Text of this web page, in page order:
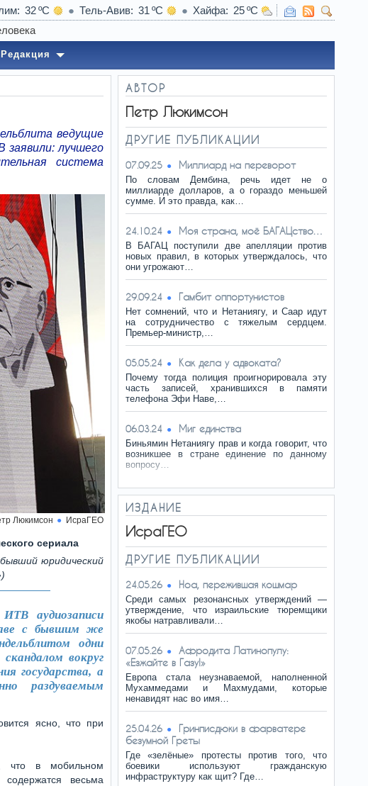
32 Тель-Авив 31 Хайфа
25
Редакция
ведущие
заявили: лучшего
система
Люкимсон ИсраГЕО
сериала
юридический
аудиозаписи
с бывшим же
одни
вокруг
государства, а
раздуваемым
ясно, что при
что в мобильном
весьма
АВТОР
Петр Люкимсон
ДРУГИЕ ПУБЛИКАЦИИ
07.09.25 Миллиард на переворот
По словам Дембина, речь идет не о
миллиарде долларов, а о гораздо меньшей
сумме. И это правда, как…
24.10.24 Моя страна, моё БАГАЦство…
В БАГАЦ поступили две апелляции против
новых правил, в которых утверждалось, что
они угрожают…
29.09.24 Гамбит оппортунистов
Нет сомнений, что и Нетаниягу, и Саар идут
на сотрудничество с тяжелым сердцем.
Премьер-министр,…
05.05.24 Как дела у адвоката?
Почему тогда полиция проигнорировала эту
часть записей, хранившихся в памяти
телефона Эфи Наве,…
06.03.24 Миг единства
Биньямин Нетаниягу прав и когда говорит, что
возникшее в стране единение по данному
вопросу…
ИЗДАНИЕ
ИсраГЕО
ДРУГИЕ ПУБЛИКАЦИИ
24.05.26 Ноа, пережившая кошмар
Среди самых резонансных утверждений —
утверждение, что израильские тюремщики
якобы натравливали…
07.05.26
Афродита Латинопулу:
«Езжайте в Газу!»
Европа стала неузнаваемой, наполненной
Мухаммедами и Махмудами, которые
ненавидят нас во имя…
25.04.26
Гринписдюки в фарватере
безумной Греты
Где «зелёные» протесты против того, что
боевики используют гражданскую
инфраструктуру как щит? Где…